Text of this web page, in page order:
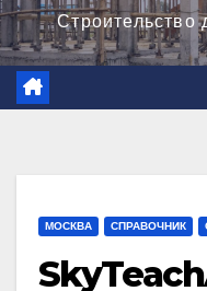
Строительство
МОСКВА СПРАВОЧНИК